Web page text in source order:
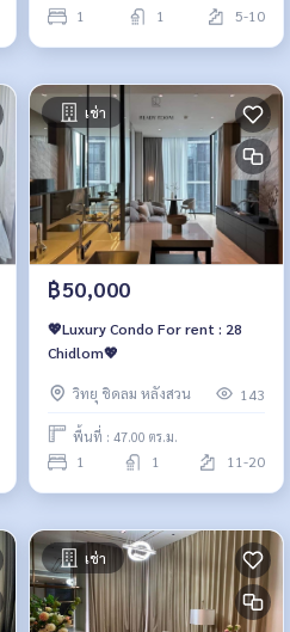
1 1 5-10
เช่า
฿50,000
💖Luxury Condo For rent : 28
Chidlom💖
วิทยุ ชิดลม หลังสวน 143
พื้นที่ : 47.00 ตร.ม.
1 1 11-20
เช่า